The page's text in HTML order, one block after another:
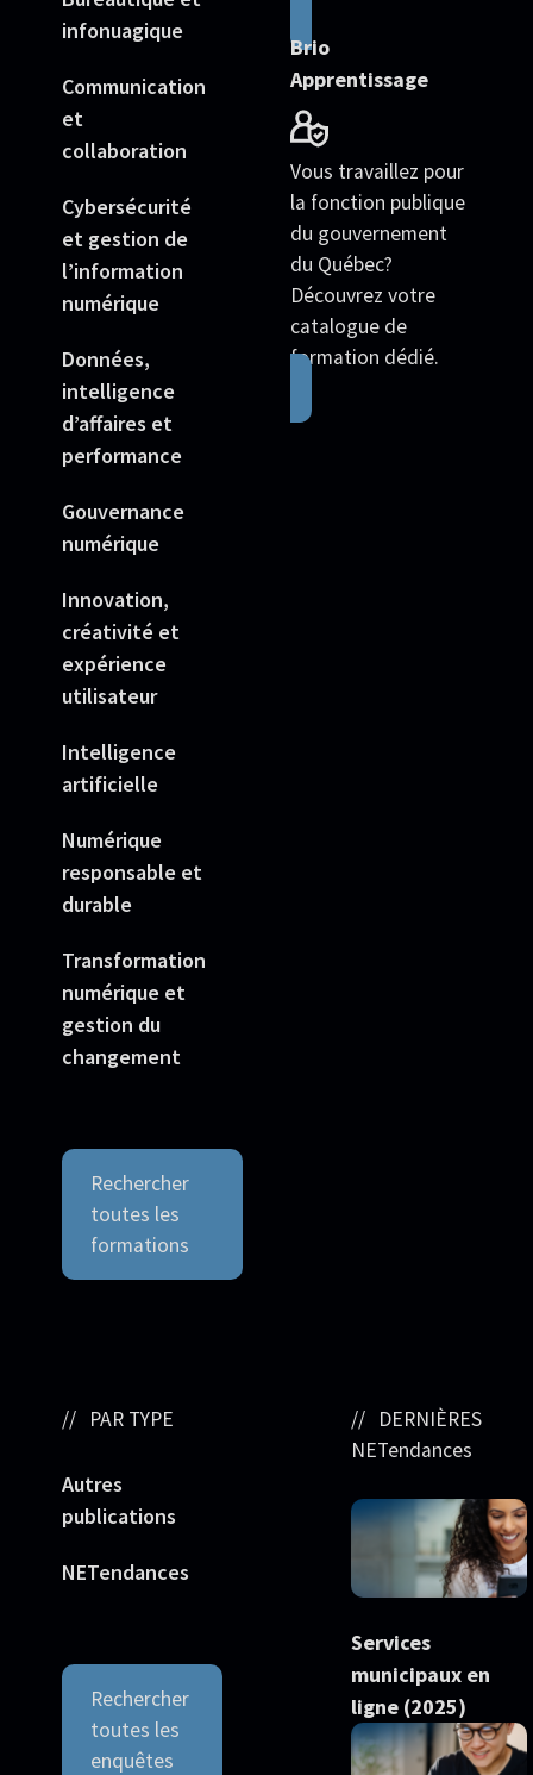
infonuagique
Communication
et
collaboration
Cybersécurité
et gestion de
l’information
numérique
Données,
intelligence
d’affaires et
performance
Gouvernance
numérique
Innovation,
créativité et
expérience
utilisateur
Intelligence
artificielle
Numérique
responsable et
durable
Transformation
numérique et
gestion du
changement
Rechercher
toutes les
formations
Brio
Apprentissage
Vous travaillez pour
la fonction publique
du gouvernement
du Québec?
Découvrez votre
catalogue de
formation dédié.
PAR TYPE
Autres
publications
NETendances
Rechercher
toutes les
enquêtes
DERNIÈRES
NETendances
Services
municipaux en
ligne (2025)